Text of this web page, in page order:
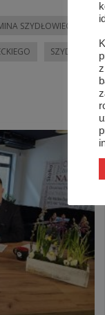
SZYDŁOWIEC